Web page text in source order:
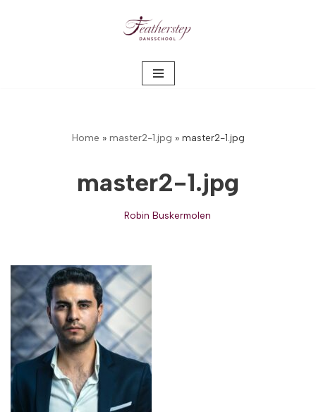
Home » master2-1.jpg » master2-1.jpg
master2-1.jpg
Robin Buskermolen